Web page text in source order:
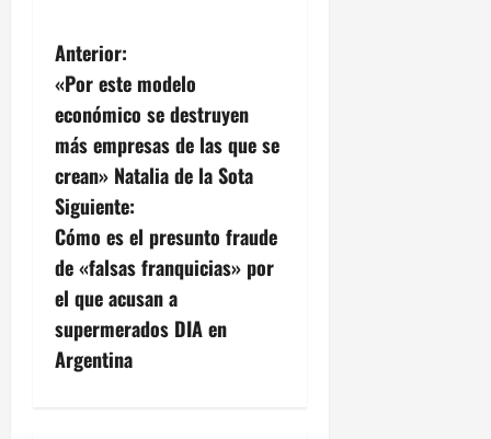
N
a
v
e
g
a
c
i
Anterior:
«Por este modelo
económico se destruyen
más empresas de las que se
crean» Natalia de la Sota
Siguiente:
Cómo es el presunto fraude
de «falsas franquicias» por
el que acusan a
supermerados DIA en
Argentina